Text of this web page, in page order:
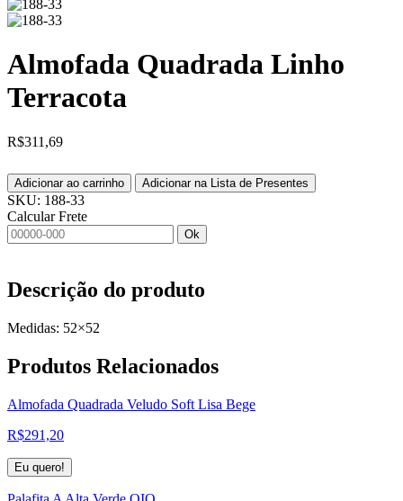
Almofada Quadrada Linho
Terracota
R$311,69
Adicionar ao carrinho Adicionar na Lista de Presentes
SKU: 188-33
Calcular Frete
Ok
Descrição do produto
Medidas: 52×52
Produtos Relacionados
Almofada Quadrada Veludo Soft Lisa Bege
R$291,20
Eu quero!